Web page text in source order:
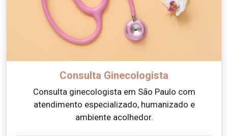
Consulta Ginecologista
Consulta ginecologista em São Paulo com
atendimento especializado, humanizado e
ambiente acolhedor.